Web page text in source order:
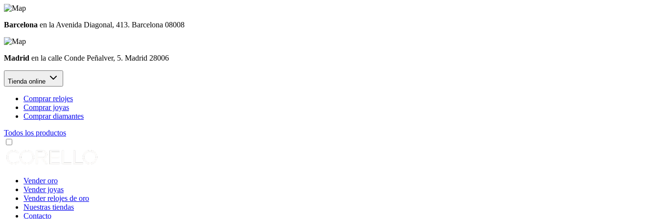
Barcelona en la Avenida Diagonal, 413. Barcelona 08008
Madrid en la calle Conde Peñalver, 5. Madrid 28006
Tienda online
Comprar relojes
Comprar joyas
Comprar diamantes
Todos los productos
Vender oro
Vender joyas
Vender relojes de oro
Nuestras tiendas
Contacto